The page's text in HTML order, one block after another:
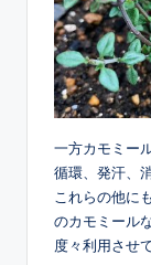
一方カモミー
循環、発汗、
これらの他に
のカモミール
度々利用させ